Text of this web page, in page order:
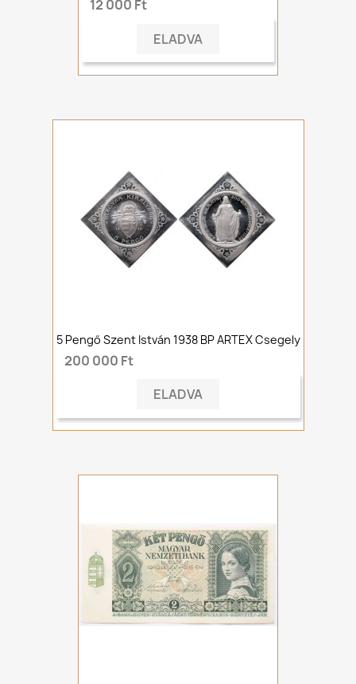
12 000 Ft
ELADVA
5 Pengő Szent István 1938 BP ARTEX Csegely
200 000 Ft
ELADVA